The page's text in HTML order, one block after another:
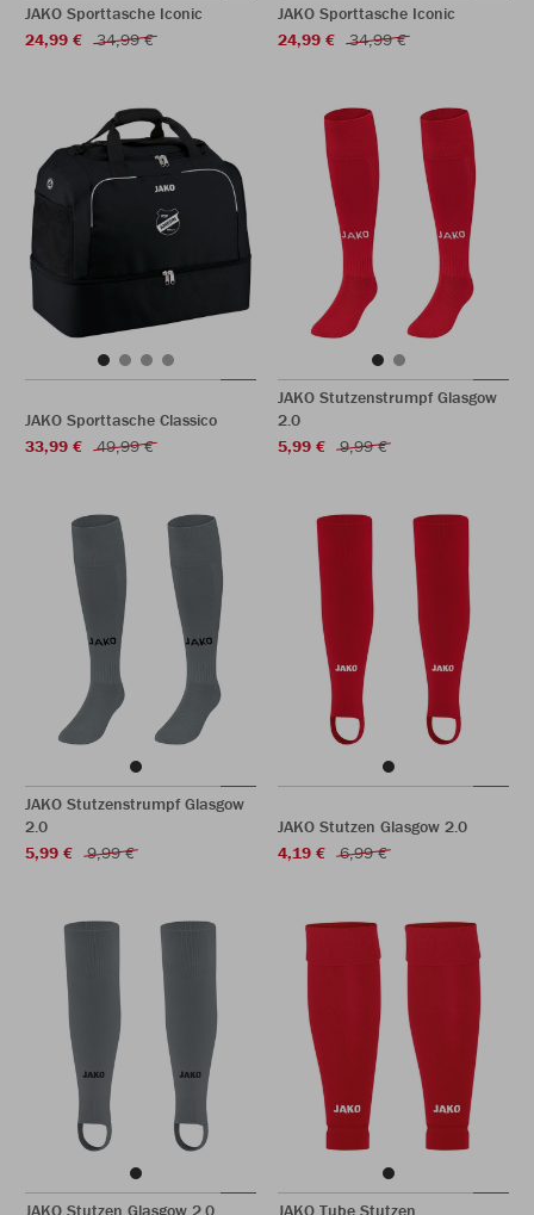
JAKO Sporttasche Iconic
24,99 €
34,99 €
JAKO Sporttasche Iconic
24,99 €
34,99 €
JAKO Sporttasche Classico
33,99 €
49,99 €
JAKO Stutzenstrumpf Glasgow
2.0
5,99 €
9,99 €
JAKO Stutzenstrumpf Glasgow
2.0
5,99 €
9,99 €
JAKO Stutzen Glasgow 2.0
4,19 €
6,99 €
JAKO Stutzen Glasgow 2.0 JAKO Tube Stutzen